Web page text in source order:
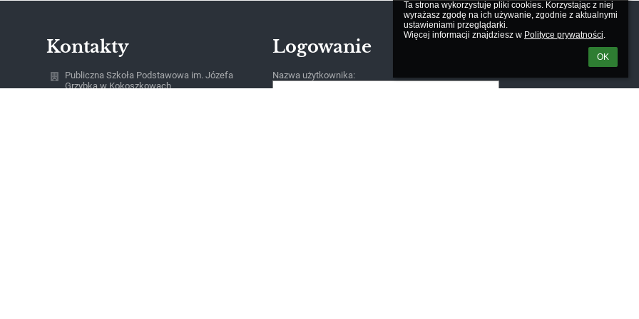
Ta strona wykorzystuje pliki cookies. Korzystając z niej
wyrażasz zgodę na ich używanie, zgodnie z aktualnymi
ustawieniami przeglądarki.
Więcej informacji znajdziesz w Polityce prywatności.
OK
Kontakty
Publiczna Szkoła Podstawowa im. Józefa
Grzybka w Kokoszkowach
Logowanie
Nazwa użytkownika: